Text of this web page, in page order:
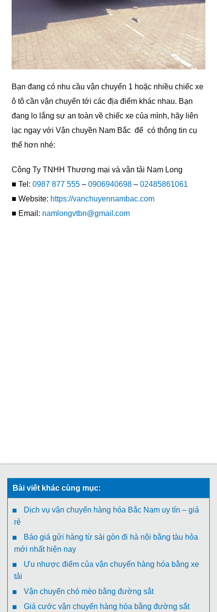
Bạn đang có nhu cầu vận chuyển 1 hoặc nhiều chiếc xe
ô tô cần vận chuyển tới các địa điểm khác nhau. Bạn
đang lo lắng sự an toàn về chiếc xe của mình, hãy liên
lạc ngay với Vận chuyền Nam Bắc để có thông tin cụ
thể hơn nhé:
Công Ty TNHH Thương mại và vận tải Nam Long
■ Tel: 0987 877 555 – 0906940698 – 02485861061
■ Website: https://vanchuyennambac.com
■ Email: namlongvtbn@gmail.com
Bài viết khác cùng mục:
Dịch vụ vận chuyển hàng hóa Bắc Nam uy tín – giá
rẻ
Báo giá gửi hàng từ sài gòn đi hà nội bằng tàu hỏa
mới nhất hiện nay
Ưu nhược điểm của vận chuyển hàng hóa bằng xe
tải
Vận chuyển chó mèo bằng đường sắt
Giá cước vận chuyển hàng hóa bằng đường sắt